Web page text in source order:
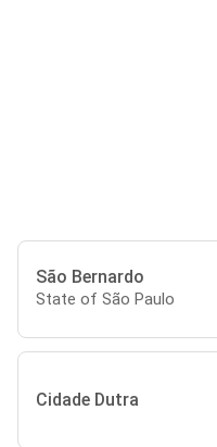
São Bernardo
State of São Paulo
Cidade Dutra